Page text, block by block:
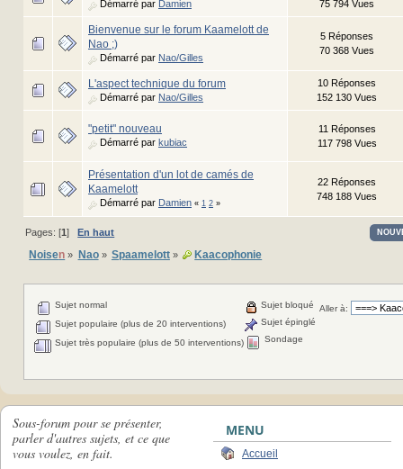
Démarré par Damien
75 794 Vues
Bienvenue sur le forum Kaamelott de
Nao ;)
Démarré par Nao/Gilles
5 Réponses
70 368 Vues
L'aspect technique du forum
Démarré par Nao/Gilles
10 Réponses
152 130 Vues
"petit" nouveau
Démarré par kubiac
11 Réponses
117 798 Vues
Présentation d'un lot de camés de
Kaamelott
Démarré par Damien « 1 2 »
22 Réponses
748 188 Vues
Pages: [1]En haut
Noisen » Nao» Spaamelott» Kaacophonie
Aller à:
Sujet normal
Sujet populaire (plus de 20 interventions)
Sujet très populaire (plus de 50 interventions)
Sujet bloqué
Sujet épinglé
Sondage
Sous-forum pour se présenter,
parler d'autres sujets, et ce que
vous voulez, en fait.
MENU
Accueil